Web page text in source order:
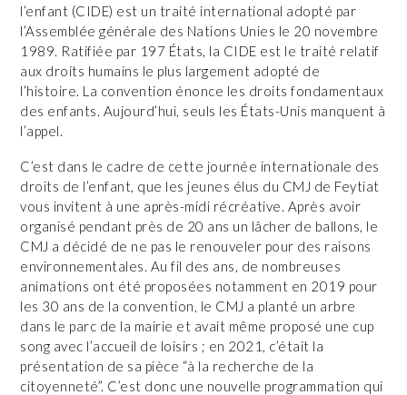
l’enfant (CIDE) est un traité international adopté par
l’Assemblée générale des Nations Unies le 20 novembre
1989. Ratifiée par 197 États, la CIDE est le traité relatif
aux droits humains le plus largement adopté de
l’histoire. La convention énonce les droits fondamentaux
des enfants. Aujourd’hui, seuls les États-Unis manquent à
l’appel.
C’est dans le cadre de cette journée internationale des
droits de l’enfant, que les jeunes élus du CMJ de Feytiat
vous invitent à une après-midi récréative. Après avoir
organisé pendant près de 20 ans un lâcher de ballons, le
CMJ a décidé de ne pas le renouveler pour des raisons
environnementales. Au fil des ans, de nombreuses
animations ont été proposées notamment en 2019 pour
les 30 ans de la convention, le CMJ a planté un arbre
dans le parc de la mairie et avait même proposé une cup
song avec l’accueil de loisirs ; en 2021, c’était la
présentation de sa pièce “à la recherche de la
citoyenneté”. C’est donc une nouvelle programmation qui